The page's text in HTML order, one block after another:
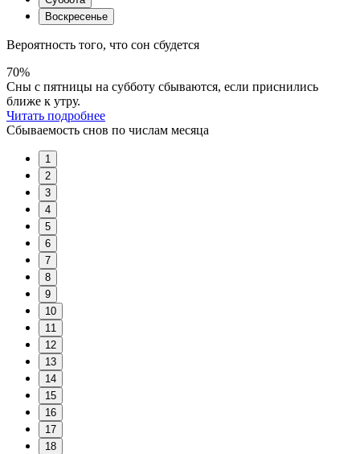
Воскресенье
Вероятность того, что сон сбудется
70%
Сны с пятницы на субботу сбываются, если приснились
ближе к утру.
Читать подробнее
Сбываемость снов по числам месяца
1
2
3
4
5
6
7
8
9
10
11
12
13
14
15
16
17
18